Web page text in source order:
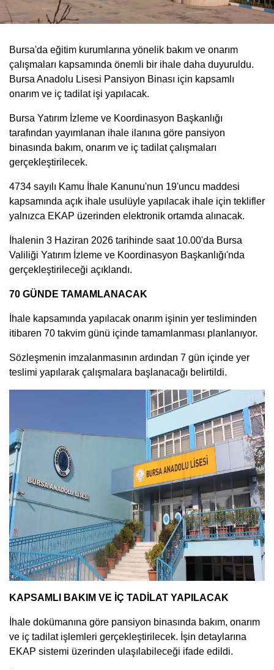
Bursa'da eğitim kurumlarına yönelik bakım ve onarım
çalışmaları kapsamında önemli bir ihale daha duyuruldu.
Bursa Anadolu Lisesi Pansiyon Binası için kapsamlı
onarım ve iç tadilat işi yapılacak.
Bursa Yatırım İzleme ve Koordinasyon Başkanlığı
tarafından yayımlanan ihale ilanına göre pansiyon
binasında bakım, onarım ve iç tadilat çalışmaları
gerçekleştirilecek.
4734 sayılı Kamu İhale Kanunu'nun 19'uncu maddesi
kapsamında açık ihale usulüyle yapılacak ihale için teklifler
yalnızca EKAP üzerinden elektronik ortamda alınacak.
İhalenin 3 Haziran 2026 tarihinde saat 10.00'da Bursa
Valiliği Yatırım İzleme ve Koordinasyon Başkanlığı'nda
gerçekleştirileceği açıklandı.
70 GÜNDE TAMAMLANACAK
İhale kapsamında yapılacak onarım işinin yer tesliminden
itibaren 70 takvim günü içinde tamamlanması planlanıyor.
Sözleşmenin imzalanmasının ardından 7 gün içinde yer
teslimi yapılarak çalışmalara başlanacağı belirtildi.
KAPSAMLI BAKIM VE İÇ TADİLAT YAPILACAK
İhale dokümanına göre pansiyon binasında bakım, onarım
ve iç tadilat işlemleri gerçekleştirilecek. İşin detaylarına
EKAP sistemi üzerinden ulaşılabileceği ifade edildi.